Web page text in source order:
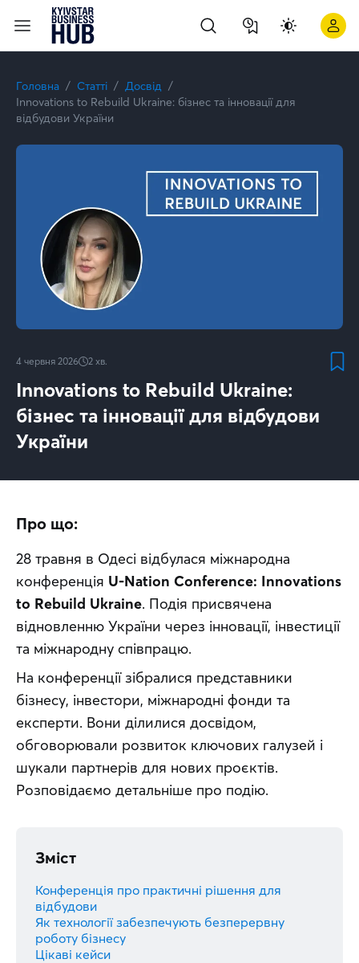
Головна Статті
Досвід
Innovations to Rebuild Ukraine: бізнес та інновації для
відбудови України
4 червня 2026 2 хв.
Innovations to Rebuild Ukraine:
бізнес та інновації для відбудови
України
Про що:
28 травня в Одесі відбулася міжнародна
конференція U-Nation Conference: Innovations
to Rebuild Ukraine. Подія присвячена
відновленню України через інновації, інвестиції
та міжнародну співпрацю.
На конференції зібралися представники
бізнесу, інвестори, міжнародні фонди та
експерти. Вони ділилися досвідом,
обговорювали розвиток ключових галузей і
шукали партнерів для нових проєктів.
Розповідаємо детальніше про подію.
Зміст
Конференція про практичні рішення для
відбудови
Як технології забезпечують безперервну
роботу бізнесу
Цікаві кейси
Як Big Data допомагає бізнесу краще розуміти клієнтів: